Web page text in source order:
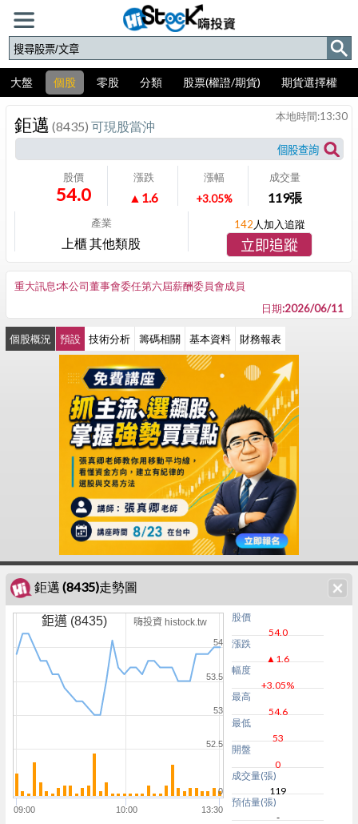
大盤 個股 零股 分類 股票(權證/期貨) 期貨選擇權
鉅邁 (8435) 可現股當沖
股價
54.0
漲跌
▲1.6
漲幅
+3.05%
成交量
119張
產業
上櫃 其他類股
本地時間:13:30
142 人加入追蹤
立即追蹤
重大訊息:本公司董事會委任第六屆薪酬委員會成員
日期:2026/06/11
個股概況 預設 技術分析 籌碼相關 基本資料 財務報表
鉅邁 (8435)走勢圖
鉅邁 (8435) 嗨投資 histock.tw
09:00 10:00 13:30
52.5
53
53.5
54
0
股價
54.0
漲跌
▲1.6
幅度
+3.05%
最高
54.6
最低
53
開盤
0
成交量(張)
119
預估量(張)
-